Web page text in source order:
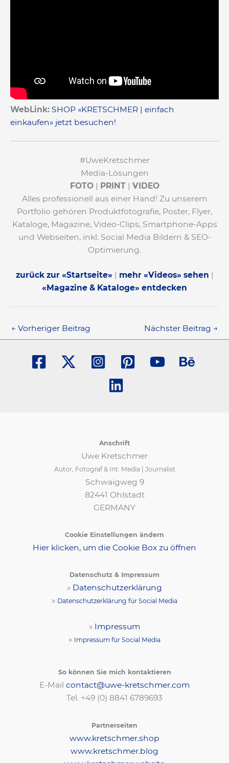
WebLink: SHOP «KRETSCHMER | einfach
einkaufen» jetzt besuchen!
#UweKretschmer
Media-Lösungen
FOTO| PRINT| VIDEO
Alles professionell aus einer Hand! Zu unserem
Portfolio gehören Produktfotografie, Poster, Flyer,
Kataloge, Magazine, Video-Clips, Smartphone-Apps
und Webseiten, inkl. Social Media Bildern & SEO-
Optimierung.
zurück zur «Startseite» | mehr «Videos» sehen |
«Magazine & Kataloge» entdecken
← Vorheriger Beitrag Nächster Beitrag →
Anschrift
Uwe Kretschmer
Autor, Fotograf & Int. Media | Journalist
Schwaigweg 9
82441 Ohlstadt
GERMANY
Cookie Einstellungen ändern
Hier klicken, um die Cookie Box zu öffnen
Datenschutz & Impressum
» Datenschutzerklärung
» Datenschutzerklärung für Social Media
» Impressum
» Impressum für Social Media
So können Sie mich kontaktieren
E-Mail contact@uwe-kretschmer.com
Tel. +49 (0) 8841 6789693‬
Partnerseiten
www.kretschmer.shop
www.kretschmer.blog